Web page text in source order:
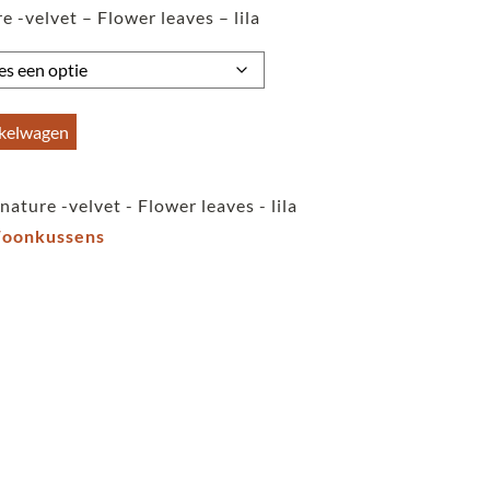
-velvet – Flower leaves – lila
-velvet - Flower leaves - lila